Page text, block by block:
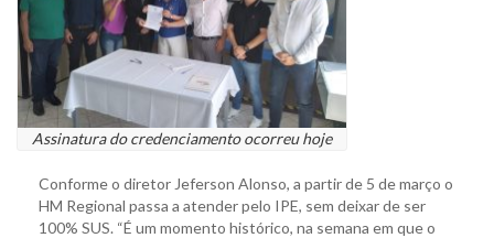
Assinatura do credenciamento ocorreu hoje
Conforme o diretor Jeferson Alonso, a partir de 5 de março o
HM Regional passa a atender pelo IPE, sem deixar de ser
100% SUS. “É um momento histórico, na semana em que o